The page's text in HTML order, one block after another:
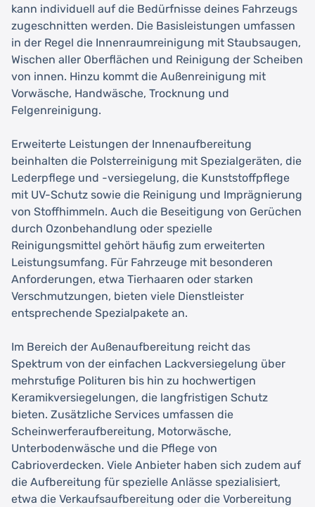
kann individuell auf die Bedürfnisse deines Fahrzeugs
zugeschnitten werden. Die Basisleistungen umfassen
in der Regel die Innenraumreinigung mit Staubsaugen,
Wischen aller Oberflächen und Reinigung der Scheiben
von innen. Hinzu kommt die Außenreinigung mit
Vorwäsche, Handwäsche, Trocknung und
Felgenreinigung.
Erweiterte Leistungen der Innenaufbereitung
beinhalten die Polsterreinigung mit Spezialgeräten, die
Lederpflege und -versiegelung, die Kunststoffpflege
mit UV-Schutz sowie die Reinigung und Imprägnierung
von Stoffhimmeln. Auch die Beseitigung von Gerüchen
durch Ozonbehandlung oder spezielle
Reinigungsmittel gehört häufig zum erweiterten
Leistungsumfang. Für Fahrzeuge mit besonderen
Anforderungen, etwa Tierhaaren oder starken
Verschmutzungen, bieten viele Dienstleister
entsprechende Spezialpakete an.
Im Bereich der Außenaufbereitung reicht das
Spektrum von der einfachen Lackversiegelung über
mehrstufige Polituren bis hin zu hochwertigen
Keramikversiegelungen, die langfristigen Schutz
bieten. Zusätzliche Services umfassen die
Scheinwerferaufbereitung, Motorwäsche,
Unterbodenwäsche und die Pflege von
Cabrioverdecken. Viele Anbieter haben sich zudem auf
die Aufbereitung für spezielle Anlässe spezialisiert,
etwa die Verkaufsaufbereitung oder die Vorbereitung